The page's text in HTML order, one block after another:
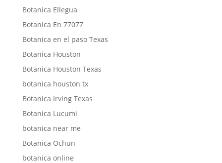
Botanica Ellegua
Botanica En 77077
Botanica en el paso Texas
Botanica Houston
Botanica Houston Texas
botanica houston tx
Botanica Irving Texas
Botanica Lucumi
botanica near me
Botanica Ochun
botanica online